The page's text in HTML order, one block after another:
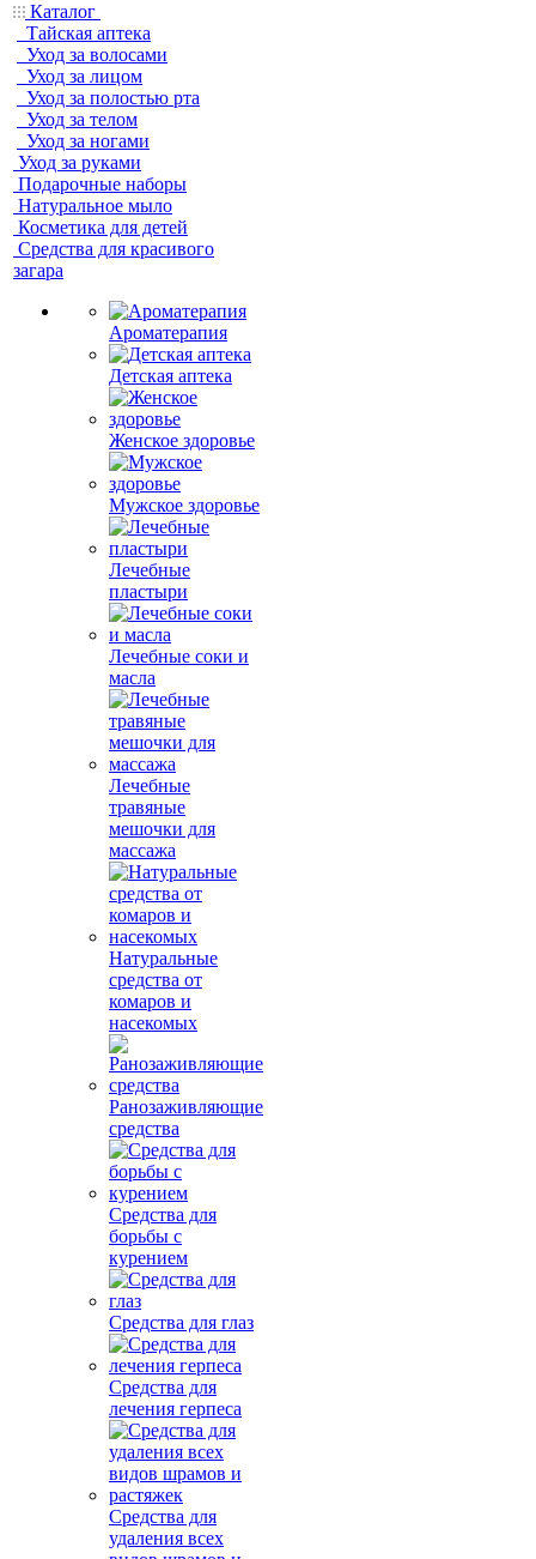
Каталог
Тайская аптека
Уход за волосами
Уход за лицом
Уход за полостью рта
Уход за телом
Уход за ногами
Уход за руками
Подарочные наборы
Натуральное мыло
Косметика для детей
Средства для красивого
загара
Ароматерапия
Детская аптека
Женское здоровье
Мужское здоровье
Лечебные
пластыри
Лечебные соки и
масла
Лечебные
травяные
мешочки для
массажа
Натуральные
средства от
комаров и
насекомых
Ранозаживляющие
средства
Средства для
борьбы с
курением
Средства для глаз
Средства для
лечения герпеса
Средства для
удаления всех